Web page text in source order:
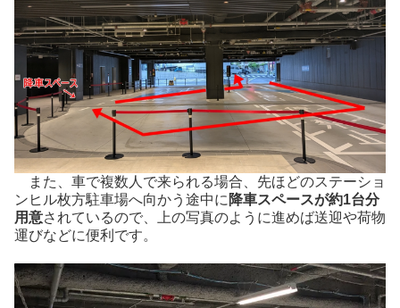
また、車で複数人で来られる場合、先ほどのステーショ
ンヒル枚方駐車場へ向かう途中に 降車スペースが約1台分
用意されているので、上の写真のように進めば送迎や荷物
運びなどに便利です。